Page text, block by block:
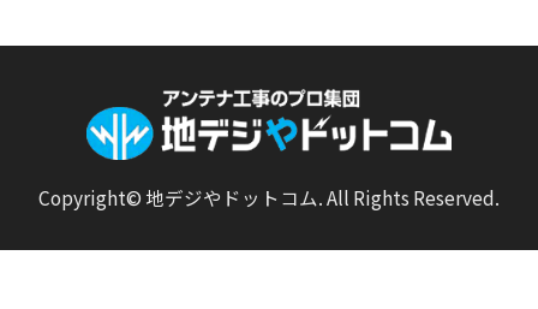
Copyright© 地デジやドットコム. All Rights Reserved.